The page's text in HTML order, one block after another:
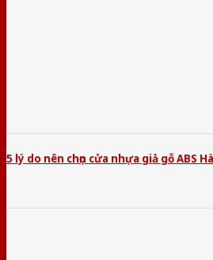
5 lý do nên chọn cửa nhựa giả gỗ ABS